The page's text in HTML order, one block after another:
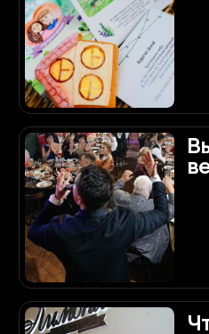
Наши контакты
+7 (987) 710-90-90
Номер телефона:
Мессенджеры и соц.сети: